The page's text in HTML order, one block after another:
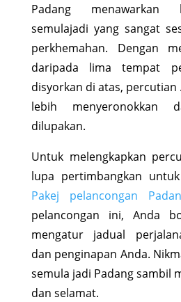
Padang menawarkan
semulajadi yang sangat
perkhemahan. Dengan
daripada lima tempat
disyorkan di atas, percutian
lebih menyeronokkan
dilupakan.
Untuk melengkapkan
lupa pertimbangkan
Pakej pelancongan
pelancongan ini, Anda
mengatur jadual
dan penginapan Anda.
semula jadi Padang sambil
dan selamat.